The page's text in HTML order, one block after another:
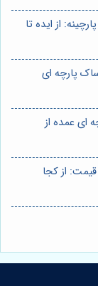
از ایده تا
پارچه ای
ای عمده از
از کجا